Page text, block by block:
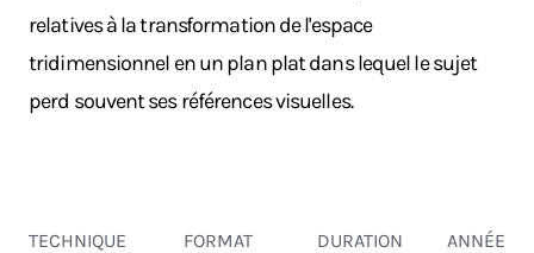
relatives à la transformation de l'espace
tridimensionnel en un plan plat dans lequel le sujet
perd souvent ses références visuelles.
TECHNIQUE
FORMAT
DURATION
ANNÉE